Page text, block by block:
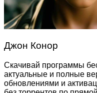
Джон Конор
Скачивай программы
актуальные и полные
обновлениями и